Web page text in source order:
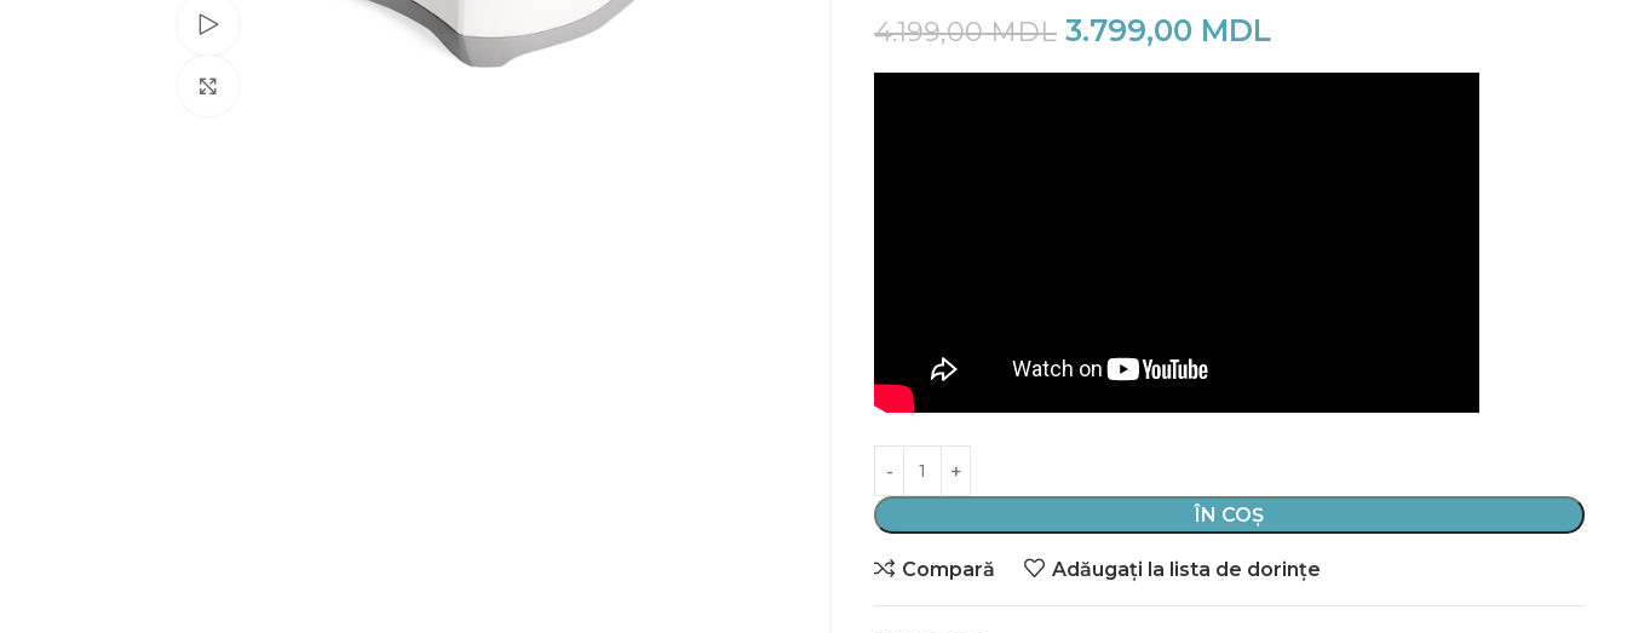
4.199,00MDL 3.799,00 MDL
ÎN COȘ
Compară Adăugați la lista de dorințe